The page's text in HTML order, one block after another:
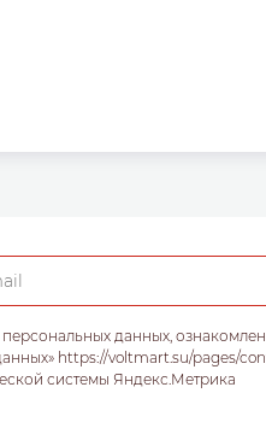
данных,
https://voltmart.su/pages/
системы Яндекс.Метрика